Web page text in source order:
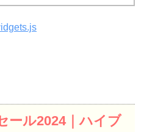
ール2024｜ハイブ